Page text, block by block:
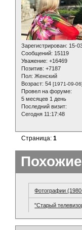
Зарегистрирован: 15-
Сообщений: 15119
Уважение: +16469
Позитив: +7187
Пол: Женский
Возраст: 54 [1971-09-06]
Провел на форуме:
5 месяцев 1 день
Последний визит:
Сегодня 11:17:48
Страница:1
Фотографии
"Старый